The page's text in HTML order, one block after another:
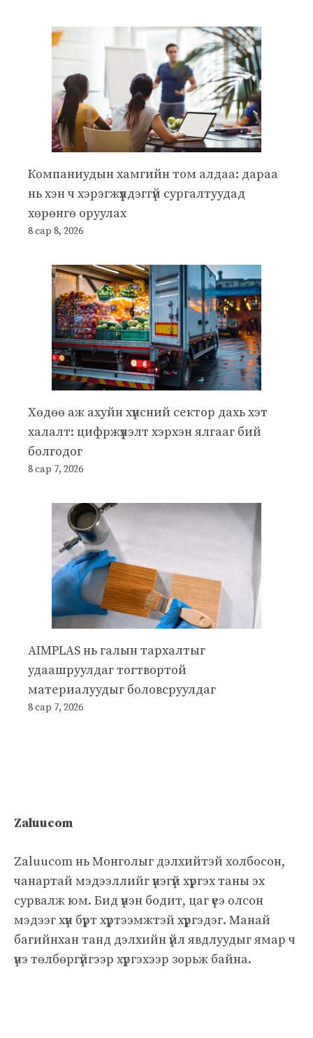
Компаниудын хамгийн том алдаа: дараа
нь хэн ч хэрэгжүүлдэггүй сургалтуудад
хөрөнгө оруулах
8 сар 8, 2026
Хөдөө аж ахуйн хүнсний сектор дахь хэт
халалт: цифржүүлэлт хэрхэн ялгааг бий
болгодог
8 сар 7, 2026
AIMPLAS нь галын тархалтыг
удаашруулдаг тогтвортой
материалуудыг боловсруулдаг
8 сар 7, 2026
Zaluucom
Zaluucom нь Монголыг дэлхийтэй холбосон,
чанартай мэдээллийг үнэгүй хүргэх таны эх
сурвалж юм. Бид үнэн бодит, цаг үеэ олсон
мэдээг хүн бүрт хүртээмжтэй хүргэдэг. Манай
багийнхан танд дэлхийн үйл явдлуудыг ямар ч
үнэ төлбөргүйгээр хүргэхээр зорьж байна.